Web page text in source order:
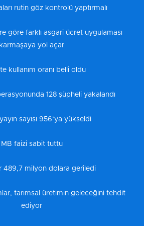
rutin göz kontrolü yaptırmalı
göre farklı asgari ücret uygulaması
karmaşaya yol açar
kullanım oranı belli oldu
128 şüpheli yakalandı
sayısı 956’ya yükseldi
MB faizi sabit tuttu
489,7 milyon dolara geriledi
tarımsal üretimin geleceğini tehdit
ediyor